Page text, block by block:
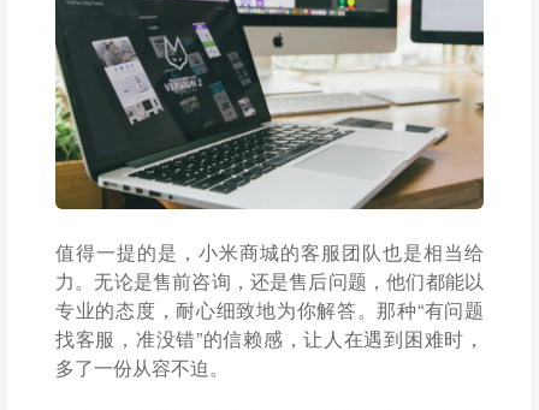
值得一提的是，小米商城的客服团队也是相当给
力。无论是售前咨询，还是售后问题，他们都能以
专业的态度，耐心细致地为你解答。那种“有问题
找客服，准没错”的信赖感，让人在遇到困难时，
多了一份从容不迫。